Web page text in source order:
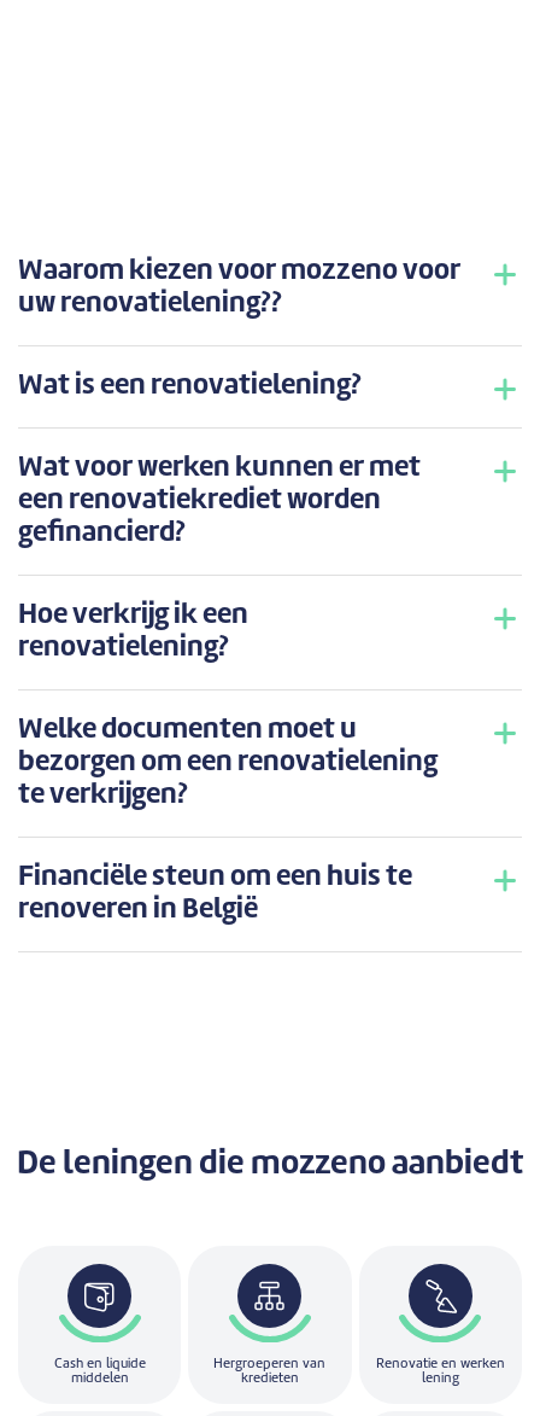
Waarom kiezen voor mozzeno voor
uw renovatielening??
Wat is een renovatielening?
Wat voor werken kunnen er met
een renovatiekrediet worden
gefinancierd?
Hoe verkrijg ik een
renovatielening?
Welke documenten moet u
bezorgen om een renovatielening
te verkrijgen?
Financiële steun om een huis te
renoveren in België
De leningen die mozzeno aanbiedt
Cash en liquide
middelen
Hergroeperen van
kredieten
Renovatie en werken
lening